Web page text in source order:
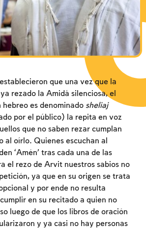
que una vez que la
rezado la Amidá silenciosa, el
es denominado sheliaj
por el público) la repita en voz
que no saben rezar cumplan
al oírlo. Quienes escuchan al
‘Amén’ tras cada una de las
el rezo de Arvit nuestros sabios no
ya que en su origen se trata
y por ende no resulta
en su recitado a quien no
luego de que los libros de oración
y ya casi no hay personas